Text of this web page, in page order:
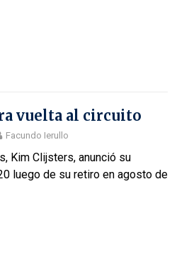
vuelta al circuito
Facundo Ierullo
Kim Clijsters, anunció su
luego de su retiro en agosto de